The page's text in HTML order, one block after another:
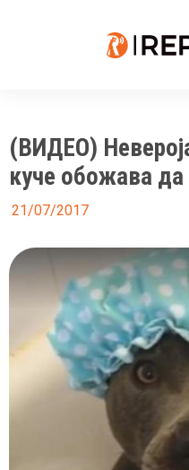
(ВИДЕО)
куче обожава да
21/07/2017